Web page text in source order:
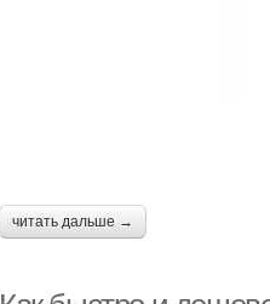
читать дальше →